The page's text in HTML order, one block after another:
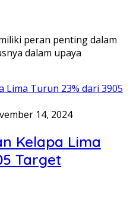
peran penting dalam
dalam upaya
14, 2024
Kelapa Lima
Target